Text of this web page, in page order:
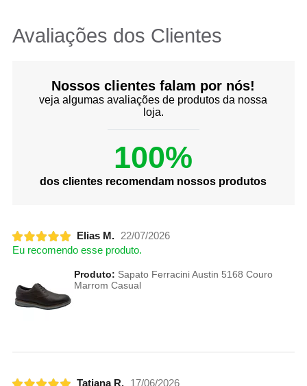
Avaliações dos Clientes
Nossos clientes falam por nós!
veja algumas avaliações de produtos da nossa
loja.
100%
dos clientes recomendam nossos produtos
Elias M.
22/07/2026
Eu recomendo esse produto.
Produto: Sapato Ferracini Austin 5168 Couro
Marrom Casual
Tatiana R.
17/06/2026